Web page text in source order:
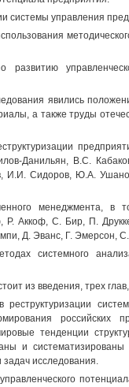
системы управления
явились
а также труды
Данильян, B.C.
И.И. Сидоров, Ю.А.
менеджмента, в
Аккоф, С. Бир, П.
Д. Эванс, Г. Эмерсон, С.
системного
из введения, трех
российских
тенденции
и
исследования.